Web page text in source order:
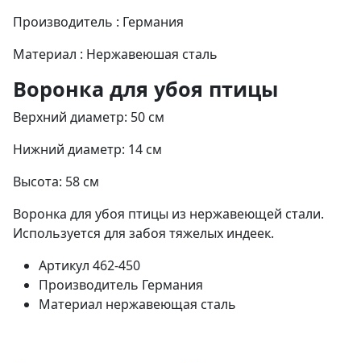
Производитель : Германия
Материал : Нержавеюшая сталь
Воронка для убоя птицы
Верхний диаметр: 50 см
Нижний диаметр: 14 см
Высота: 58 см
Воронка для убоя птицы из нержавеющей стали.
Используется для забоя тяжелых индеек.
Артикул 462-450
Производитель Германия
Материал нержавеющая сталь